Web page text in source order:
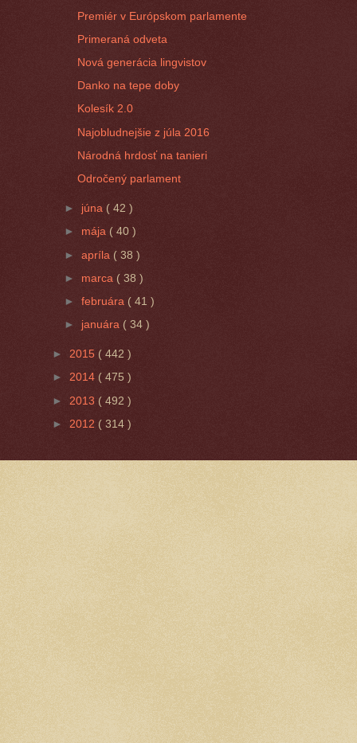
Premiér v Európskom parlamente
Primeraná odveta
Nová generácia lingvistov
Danko na tepe doby
Kolesík 2.0
Najobludnejšie z júla 2016
Národná hrdosť na tanieri
Odročený parlament
► júna ( 42 )
► mája ( 40 )
►apríla ( 38 )
► marca ( 38 )
►februára ( 41 )
► januára ( 34 )
► 2015 ( 442 )
► 2014 ( 475 )
► 2013 ( 492 )
► 2012 ( 314 )